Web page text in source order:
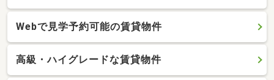
Webで見学予約可能の賃貸物件
高級・ハイグレードな賃貸物件